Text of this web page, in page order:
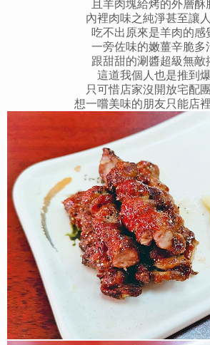
且羊肉塊給烤的外層酥
內裡肉味之純淨甚至讓
吃不出原來是羊肉的感
一旁佐味的嫩薑辛脆多
跟甜甜的涮醬超級無敵
這道我個人也是推到爆
只可惜店家沒開放宅配團
想一嚐美味的朋友只能店